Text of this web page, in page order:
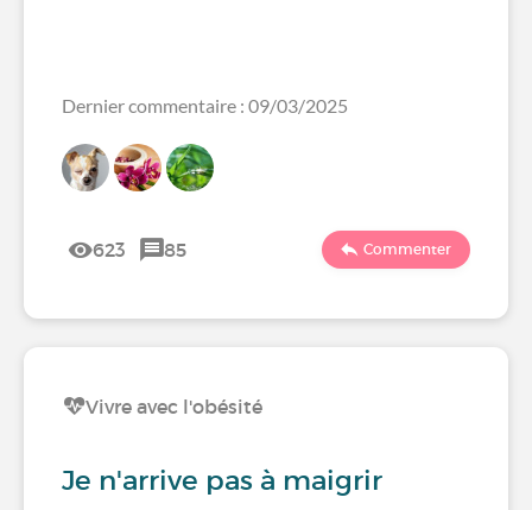
Dernier commentaire : 09/03/2025
623 85 Commenter
Vivre avec l'obésité
Je n'arrive pas à maigrir